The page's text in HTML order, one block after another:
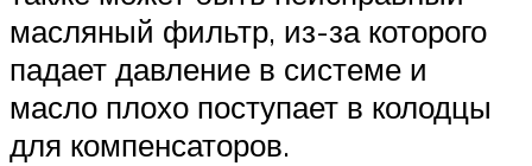
масляный фильтр, из-за которого
падает давление в системе и
масло плохо поступает в колодцы
для компенсаторов.